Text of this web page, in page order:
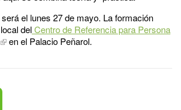
el lunes 27 de mayo. La formación
delCentro de Referencia para Persona
en el Palacio Peñarol.